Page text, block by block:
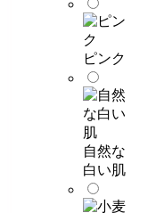
ピンク
自然な
白い肌